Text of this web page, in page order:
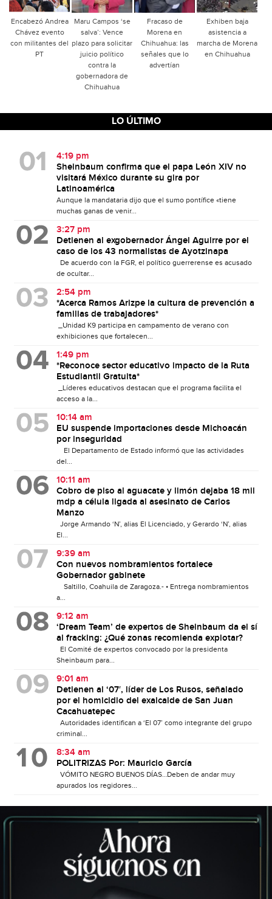
Encabezó Andrea
Chávez evento
con militantes del
PT
Maru Campos ‘se
salva’: Vence
plazo para solicitar
juicio político
contra la
gobernadora de
Chihuahua
Fracaso de
Morena en
Chihuahua: las
señales que lo
advertían
Exhiben baja
asistencia a
marcha de Morena
en Chihuahua
LO ÚLTIMO
4:19 pm
Sheinbaum confirma que el papa León XIV no
visitará México durante su gira por
Latinoamérica
Aunque la mandataria dijo que el sumo pontífice «tiene
muchas ganas de venir...
3:27 pm
Detienen al exgobernador Ángel Aguirre por el
caso de los 43 normalistas de Ayotzinapa
De acuerdo con la FGR, el político guerrerense es acusado
de ocultar...
2:54 pm
*Acerca Ramos Arizpe la cultura de prevención a
familias de trabajadores*
_Unidad K9 participa en campamento de verano con
exhibiciones que fortalecen...
1:49 pm
*Reconoce sector educativo impacto de la Ruta
Estudiantil Gratuita*
_Líderes educativos destacan que el programa facilita el
acceso a la...
10:14 am
EU suspende importaciones desde Michoacán
por inseguridad
El Departamento de Estado informó que las actividades
del...
10:11 am
Cobro de piso al aguacate y limón dejaba 18 mil
mdp a célula ligada al asesinato de Carlos
Manzo
Jorge Armando ‘N’, alias El Licenciado, y Gerardo ‘N’, alias
El...
9:39 am
Con nuevos nombramientos fortalece
Gobernador gabinete
Saltillo, Coahuila de Zaragoza.- • Entrega nombramientos
a...
9:12 am
‘Dream Team’ de expertos de Sheinbaum da el sí
al fracking: ¿Qué zonas recomienda explotar?
El Comité de expertos convocado por la presidenta
Sheinbaum para...
9:01 am
Detienen al ‘07′, líder de Los Rusos, señalado
por el homicidio del exalcalde de San Juan
Cacahuatepec
Autoridades identifican a ‘El 07’ como integrante del grupo
criminal...
8:34 am
POLITRIZAS Por: Mauricio García
VÓMITO NEGRO BUENOS DÍAS…Deben de andar muy
apurados los regidores...